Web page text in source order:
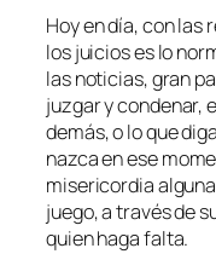
Hoy en día, con las
los juicios es lo
las noticias, gran
juzgar y condenar,
demás, o lo que
nazca en ese
misericordia
juego, a través de
quien haga falta.